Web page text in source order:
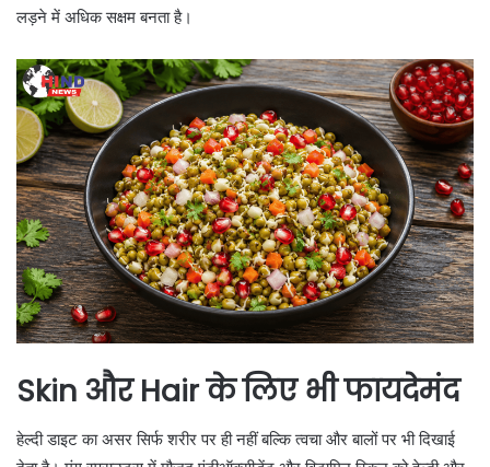
लड़ने में अधिक सक्षम बनता है।
Skin और Hair के लिए भी फायदेमंद
हेल्दी डाइट का असर सिर्फ शरीर पर ही नहीं बल्कि त्वचा और बालों पर भी दिखाई